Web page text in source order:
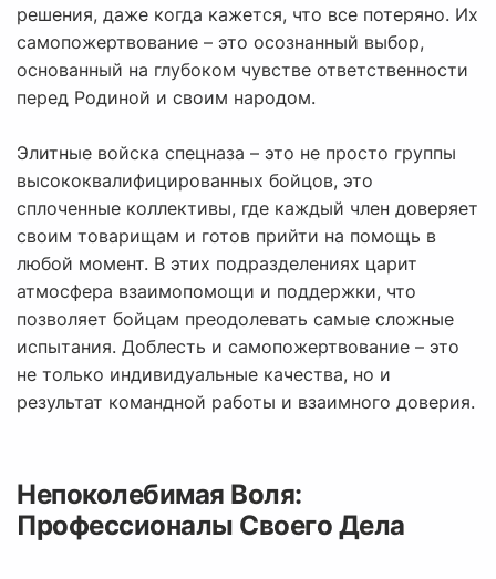
решения, даже когда кажется, что все потеряно. Их
самопожертвование – это осознанный выбор,
основанный на глубоком чувстве ответственности
перед Родиной и своим народом.
Элитные войска спецназа – это не просто группы
высококвалифицированных бойцов, это
сплоченные коллективы, где каждый член доверяет
своим товарищам и готов прийти на помощь в
любой момент. В этих подразделениях царит
атмосфера взаимопомощи и поддержки, что
позволяет бойцам преодолевать самые сложные
испытания. Доблесть и самопожертвование – это
не только индивидуальные качества, но и
результат командной работы и взаимного доверия.
Непоколебимая Воля:
Профессионалы Своего Дела